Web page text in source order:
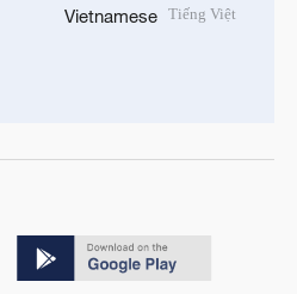
Vietnamese Tiếng Việt